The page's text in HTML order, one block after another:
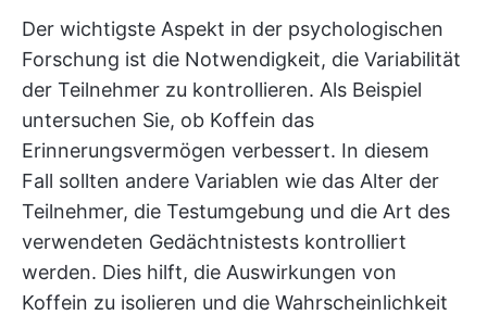
Der wichtigste Aspekt in der psychologischen
Forschung ist die Notwendigkeit, die Variabilität
der Teilnehmer zu kontrollieren. Als Beispiel
untersuchen Sie, ob Koffein das
Erinnerungsvermögen verbessert. In diesem
Fall sollten andere Variablen wie das Alter der
Teilnehmer, die Testumgebung und die Art des
verwendeten Gedächtnistests kontrolliert
werden. Dies hilft, die Auswirkungen von
Koffein zu isolieren und die Wahrscheinlichkeit